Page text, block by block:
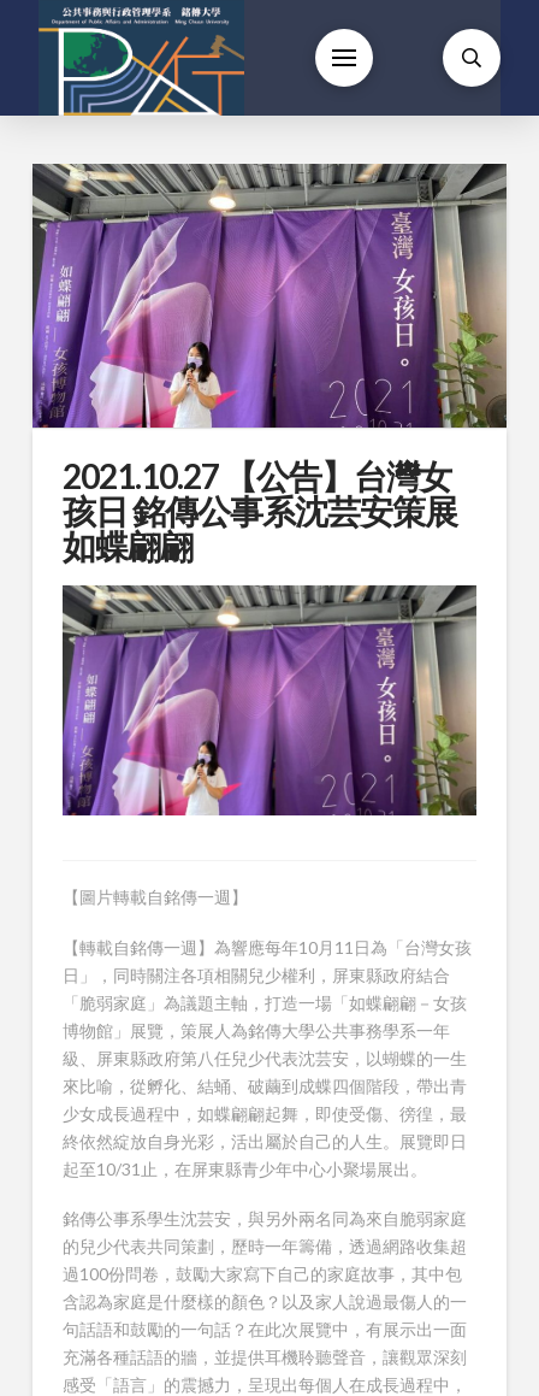
2021.10.27 【公告】台灣女
孩日 銘傳公事系沈芸安策展
如蝶翩翩
【圖片轉載自銘傳一週】
【轉載自銘傳一週】為響應每年10月11日為「台灣女孩
日」，同時關注各項相關兒少權利，屏東縣政府結合
「脆弱家庭」為議題主軸，打造一場「如蝶翩翩－女孩
博物館」展覽，策展人為銘傳大學公共事務學系一年
級、屏東縣政府第八任兒少代表沈芸安，以蝴蝶的一生
來比喻，從孵化、結蛹、破繭到成蝶四個階段，帶出青
少女成長過程中，如蝶翩翩起舞，即使受傷、徬徨，最
終依然綻放自身光彩，活出屬於自己的人生。展覽即日
起至10/31止，在屏東縣青少年中心小聚場展出。
銘傳公事系學生沈芸安，與另外兩名同為來自脆弱家庭
的兒少代表共同策劃，歷時一年籌備，透過網路收集超
過100份問卷，鼓勵大家寫下自己的家庭故事，其中包
含認為家庭是什麼樣的顏色？以及家人說過最傷人的一
句話語和鼓勵的一句話？在此次展覽中，有展示出一面
充滿各種話語的牆，並提供耳機聆聽聲音，讓觀眾深刻
感受「語言」的震撼力，呈現出每個人在成長過程中，